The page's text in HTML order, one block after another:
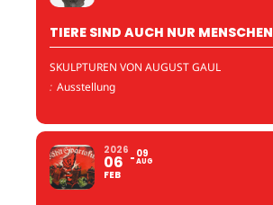
TIERE SIND AUCH NUR MENSCHEN
SKULPTUREN VON AUGUST GAUL
: Ausstellung
2026
06
FEB
09
AUG